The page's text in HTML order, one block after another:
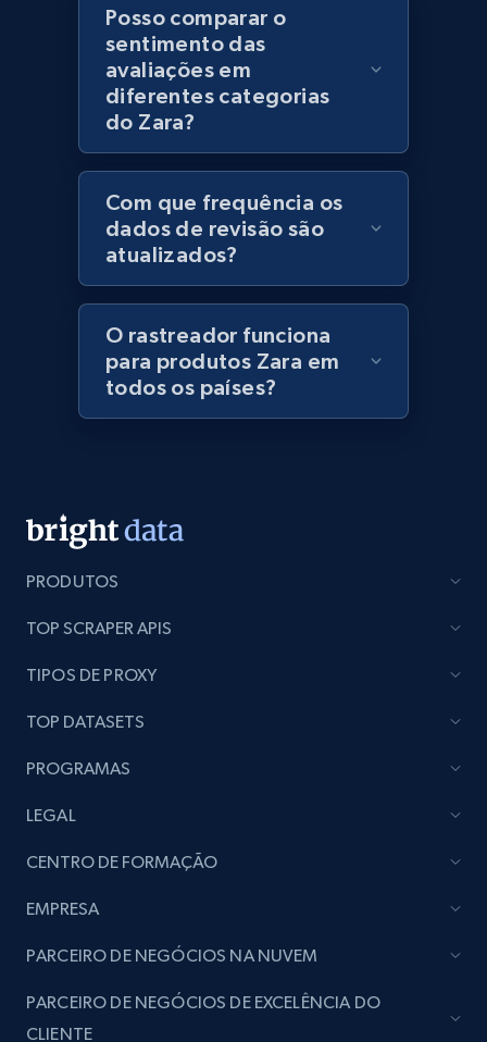
991+
Lazada - Products - Discover products by
category URL or brand URL
URL, Title, Rating, Reviews, Initial price, Final
price, Currency, Stock, and more.
991+ 165+
Lazada - Products - Discover products by
seller URL
URL, Title, Rating, Reviews, Initial price, Final
991+
Lowes.com
URL, Domain, Marketplace pn, Sku, Other pn,
more.
991+ 162+ Comece agora
Posso comparar o
sentimento das
avaliações em
diferentes categorias
do Zara?
Com que frequência os
dados de revisão são
atualizados?
O rastreador funciona
para produtos Zara em
todos os países?
PRODUTOS
TOP SCRAPER APIS
TIPOS DE PROXY
TOP DATASETS
PROGRAMAS
LEGAL
CENTRO DE FORMAÇÃO
EMPRESA
PARCEIRO DE NEGÓCIOS NA NUVEM
PARCEIRO DE NEGÓCIOS DE EXCELÊNCIA DO
CLIENTE